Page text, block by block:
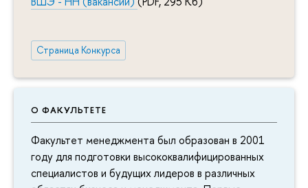
Страница Конкурса
О ФАКУЛЬТЕТЕ
Факультет менеджмента был образован в 2001
году для подготовки высококвалифицированных
специалистов и будущих лидеров в различных